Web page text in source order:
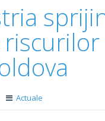
Actuale